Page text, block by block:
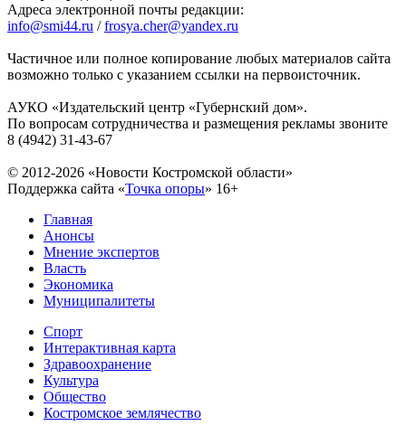
Адреса электронной почты редакции:
info@smi44.ru /frosya.cher@yandex.ru
Частичное или полное копирование любых материалов сайта
возможно только с указанием ссылки на первоисточник.
АУКО «Издательский центр «Губернский дом».
По вопросам сотрудничества и размещения рекламы звоните
8 (4942) 31-43-67
© 2012-2026 «Новости Костромской области»
Поддержка сайта «Точка опоры» 16+
Главная
Анонсы
Мнение экспертов
Власть
Экономика
Муниципалитеты
Спорт
Интерактивная карта
Здравоохранение
Культура
Общество
Костромское землячество